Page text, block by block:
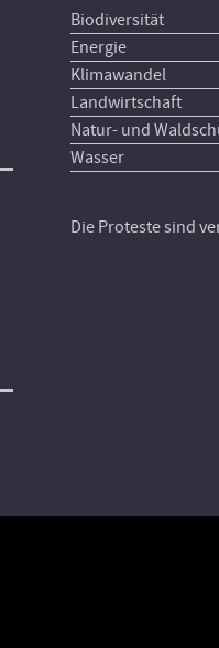
Biodiversität
Energie
Klimawandel
Landwirtschaft
Natur- und
Wasser
Die Proteste sind